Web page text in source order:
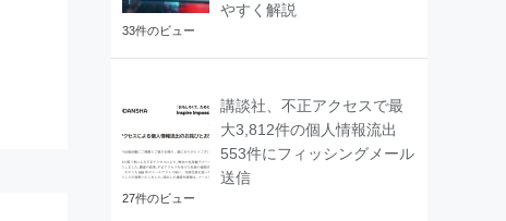
やすく解説
33件のビュー
講談社、不正アクセスで最
大3,812件の個人情報流出
553件にフィッシングメール
送信
27件のビュー